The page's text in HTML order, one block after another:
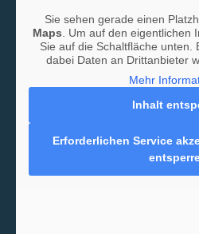
Sie sehen gerade einen
Maps . Um auf den eigentlichen
Sie auf die Schaltfläche unten.
dabei Daten an Drittanbieter
Mehr
Inhalt
Erforderlichen Service